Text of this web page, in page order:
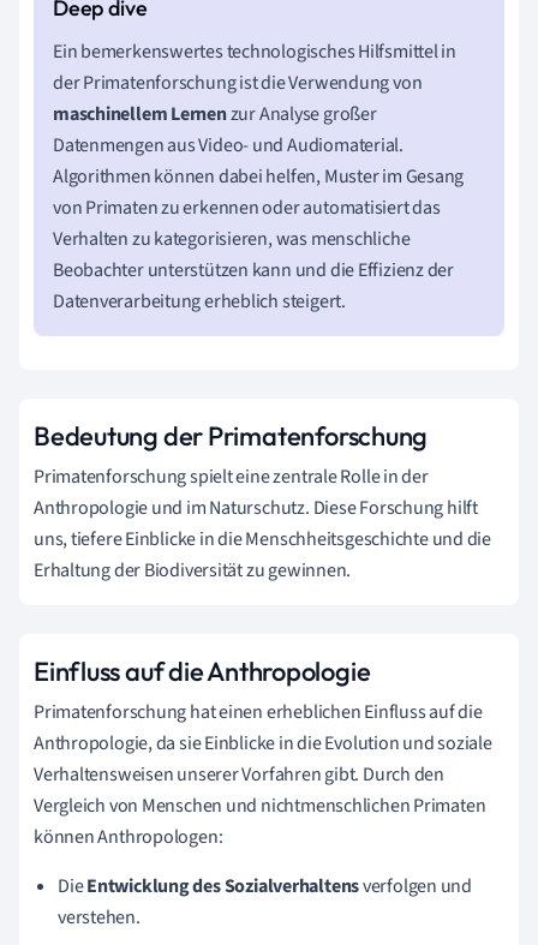
Ein bemerkenswertes technologisches Hilfsmittel in
der Primatenforschung ist die Verwendung von
maschinellem Lernenzur Analyse großer
Datenmengen aus Video- und Audiomaterial.
Algorithmen können dabei helfen, Muster im Gesang
von Primaten zu erkennen oder automatisiert das
Verhalten zu kategorisieren, was menschliche
Beobachter unterstützen kann und die Effizienz der
Datenverarbeitung erheblich steigert.
Bedeutung der Primatenforschung
Primatenforschung spielt eine zentrale Rolle in der
Anthropologie und im Naturschutz. Diese Forschung hilft
uns, tiefere Einblicke in die Menschheitsgeschichte und die
Erhaltung der Biodiversität zu gewinnen.
Einfluss auf die Anthropologie
Primatenforschung hat einen erheblichen Einfluss auf die
Anthropologie, da sie Einblicke in die Evolution und soziale
Verhaltensweisen unserer Vorfahren gibt. Durch den
Vergleich von Menschen und nichtmenschlichen Primaten
können Anthropologen:
DieEntwicklung des Sozialverhaltensverfolgen und
verstehen.